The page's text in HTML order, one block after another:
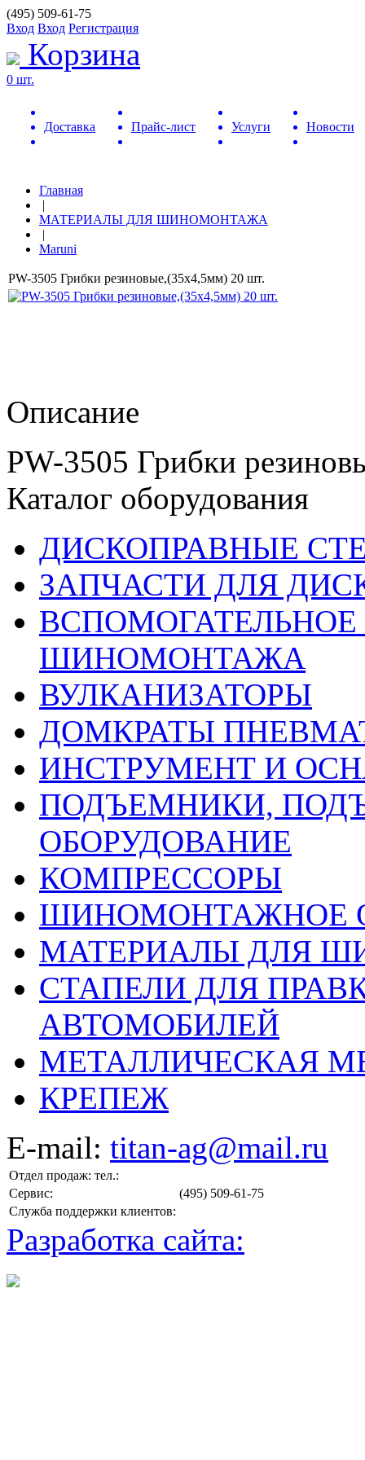
(495) 509-61-75
Вход Вход Регистрация
Корзина
0 шт.
Доставка Прайс-лист Услуги Новости
Главная
|
МАТЕРИАЛЫ ДЛЯ ШИНОМОНТАЖА
|
Maruni
PW-3505 Грибки резиновые,(35х4,5мм) 20 шт.
Описание
PW-3505 Грибки
Каталог оборудования
ДИСКОПРАВНЫЕ
ЗАПЧАСТИ ДЛЯ
ШИНОМОНТАЖА
ВУЛКАНИЗАТОРЫ
ДОМКРАТЫ
ИНСТРУМЕНТ И
ПОДЪЕМНИКИ,
ОБОРУДОВАНИЕ
КОМПРЕССОРЫ
ШИНОМОНТАЖНОЕ
МАТЕРИАЛЫ ДЛЯ
СТАПЕЛИ ДЛЯ
АВТОМОБИЛЕЙ
МЕТАЛЛИЧЕСКАЯ
КРЕПЕЖ
E-mail: titan-ag@mail.ru
Отдел продаж: тел.:
(495) 509-61-75
Сервис:
Служба поддержки клиентов:
Разработка сайта: